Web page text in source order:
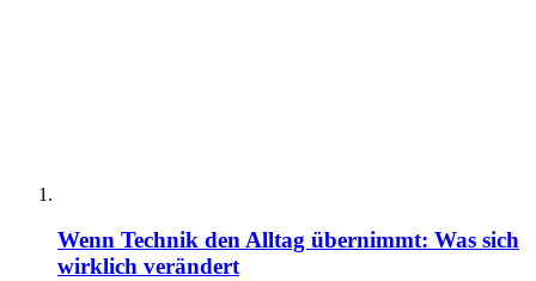
Wenn Technik den Alltag übernimmt: Was sich
wirklich verändert